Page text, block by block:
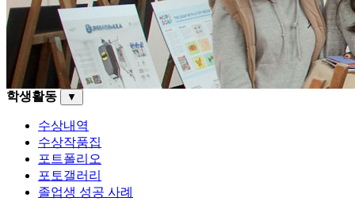
학생활동 ▼
수상내역
수상작품집
포트폴리오
포토갤러리
졸업생 성공 사례